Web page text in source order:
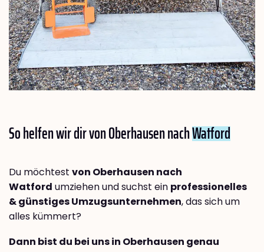
So helfen wir dir von Oberhausen nachWatford
Du möchtest von Oberhausen nach
Watford umziehen und suchst ein professionelles
& günstiges Umzugsunternehmen, das sich um
alles kümmert?
Dann bist du bei uns in Oberhausen genau